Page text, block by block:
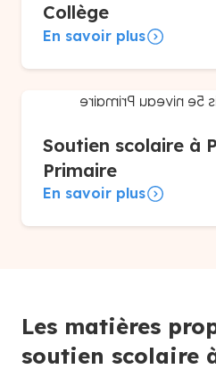
Collège
En savoir plus
Soutien scolaire à
Primaire
En savoir plus
Les matières
soutien scolaire